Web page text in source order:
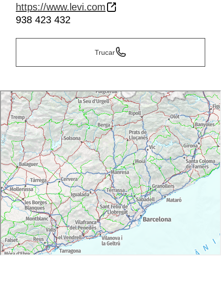
https://www.levi.com
938 423 432
Trucar